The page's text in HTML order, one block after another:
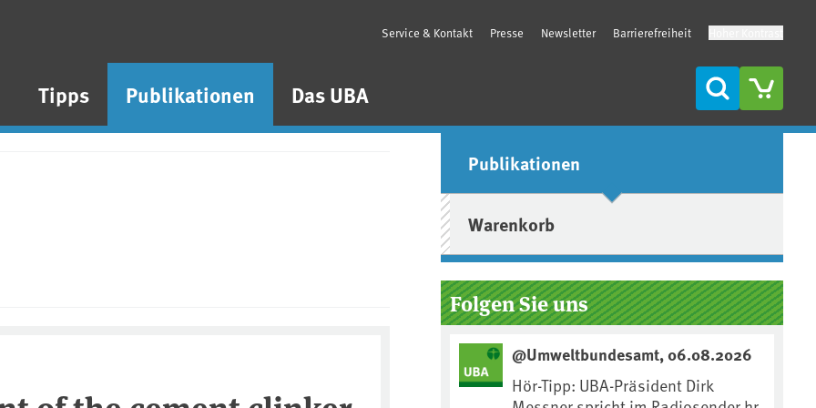
Tipps Publikationen Das UBA
Service & Kontakt Presse Newsletter Barrierefreiheit
Suche
Seitenleiste
Publikationen
Warenkorb
Folgen Sie uns
@Umweltbundesamt, 06.08.2026
Hör-Tipp: UBA-Präsident Dirk